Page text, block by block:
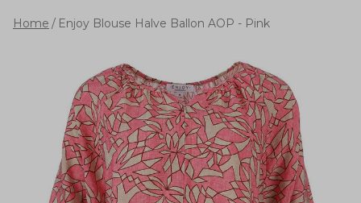
Enjoy
Blouse
Halve
Ballon
AOP
Home Enjoy Blouse Halve Ballon AOP - Pink